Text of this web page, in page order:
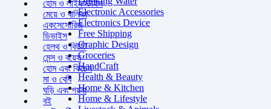
Electronic Accessories
Electronics Device
Free Shipping
Graphic Design
Groceries
HandCraft
Health & Beauty
Home & Kitchen
Home & Lifestyle
হোম ও লাইফস্টাইল
মেয়ে ও বালিকা
একসেসোরিজ
ডিভাইস
হেলথ ও বিউটি
মেন্স ও বয়েস
হোম এবং কিচেন
মা ও বেবি
ঘড়ি এবং গয়না
বই